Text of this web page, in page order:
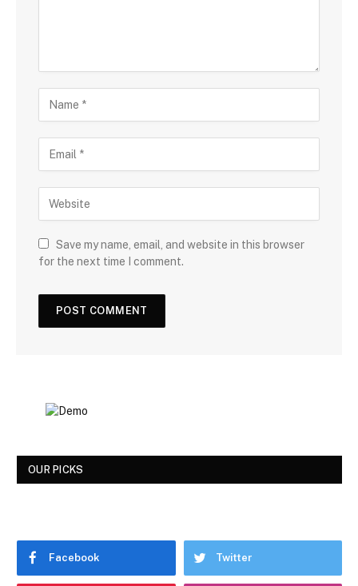
Save my name, email, and website in this browser
for the next time I comment.
OUR PICKS
Facebook Twitter